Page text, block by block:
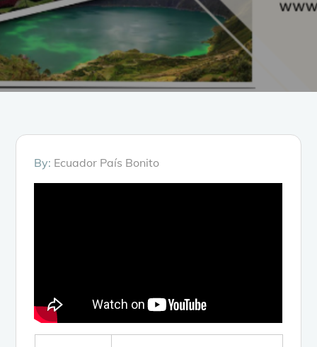
By: Ecuador País Bonito